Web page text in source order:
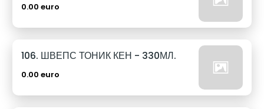
0.00 euro
106. ШВЕПС ТОНИК КЕН - 330МЛ.
0.00 euro